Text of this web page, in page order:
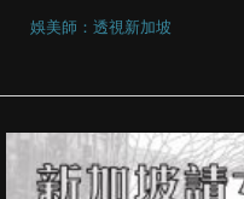
娛美師：透視新加坡